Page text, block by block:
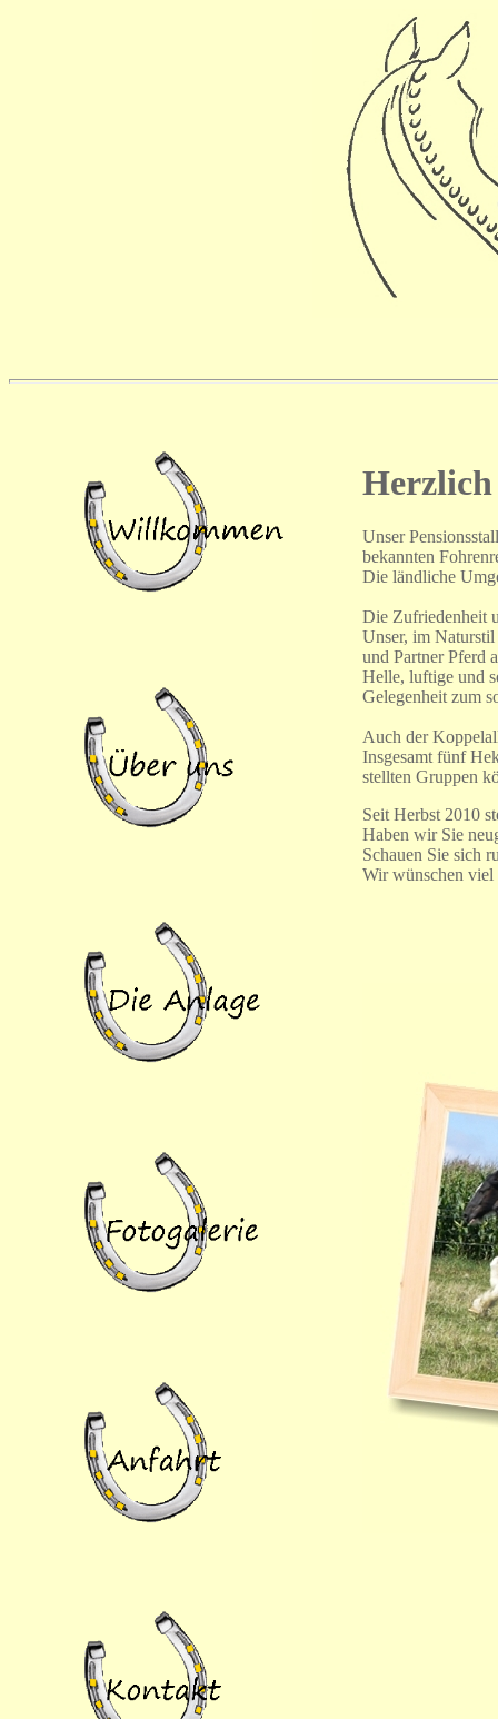
Unser
bekannten
Die ländliche
Die Zufriedenheit
Unser, im
und Partner Pferd
Helle, luftige und
Gelegenheit zum
Auch der
Insgesamt fünf
stellten Gruppen
Seit Herbst 2010
Haben wir Sie
Schauen Sie sich
Wir wünschen viel